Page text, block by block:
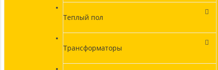
Теплый пол
Трансформаторы